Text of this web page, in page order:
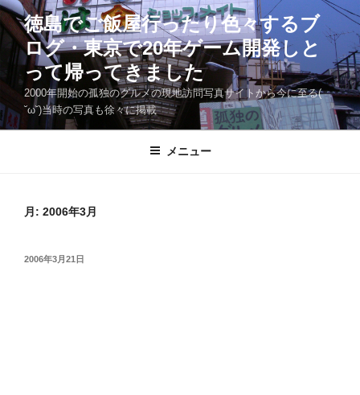
コ
ン
テ
ツ
へ
ス
徳島でご飯屋行ったり色々するブ
ログ・東京で20年ゲーム開発しと
って帰ってきました
2000年開始の孤独のグルメの現地訪問写真サイトから今に至る(
˘ω˘)当時の写真も徐々に掲載
メニュー
月: 2006年3月
投
2006年3月21日